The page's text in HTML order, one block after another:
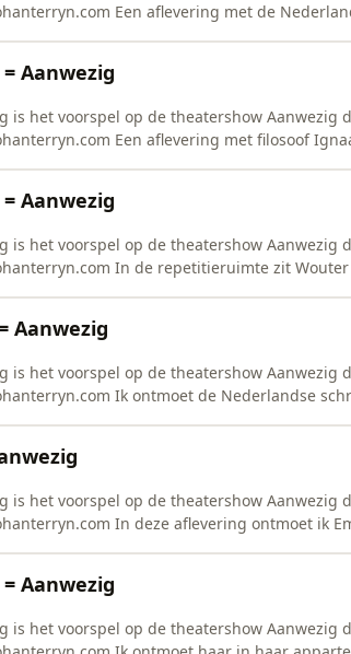
Een aflevering met de
Die staan gewoon
Aanwezig
is het voorspel op de theatershow Aanwezig
Een aflevering met filosoof
ons
Aanwezig
is het voorspel op de theatershow Aanwezig
In de repetitieruimte zit
Aanwezig
is het voorspel op de theatershow Aanwezig
Ik ontmoet de Nederlandse
luid.&nbsp;Want hi
is het voorspel op de theatershow Aanwezig
In deze aflevering ontmoet ik
ons w
Aanwezig
is het voorspel op de theatershow Aanwezig